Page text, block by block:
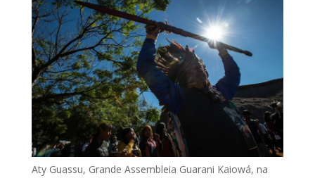
Aty Guassu, Grande Assembleia Guarani Kaiowá, na